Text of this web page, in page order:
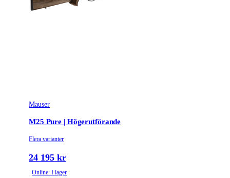
Mauser
M25 Pure | Högerutförande
Flera varianter
24 195 kr
Online: I lager